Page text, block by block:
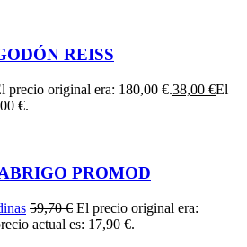
REISS
precio original era: 180,00 €.38,00 €El
€.
PROMOD
59,70€ El precio original era:
actual es: 17,90 €.